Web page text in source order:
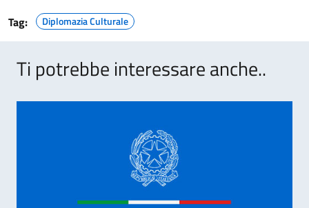
Tag: Diplomazia Culturale
Ti potrebbe interessare anche..